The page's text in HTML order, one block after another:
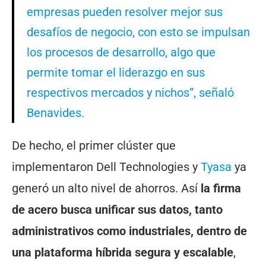
empresas pueden resolver mejor sus
desafíos de negocio, con esto se impulsan
los procesos de desarrollo, algo que
permite tomar el liderazgo en sus
respectivos mercados y nichos”, señaló
Benavides.
De hecho, el primer clúster que
implementaron Dell Technologies y Tyasa ya
generó un alto nivel de ahorros. Así la firma
de acero busca unificar sus datos, tanto
administrativos como industriales, dentro de
una plataforma híbrida segura y escalable,